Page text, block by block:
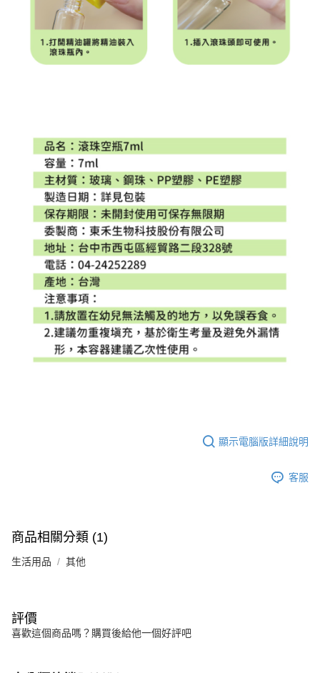
「AFTEE先享後付」，若未經同意申辦者引起之損失，本公司不負相關責
４．使用「AFTEE先享後付」時，將依據個別帳號之用戶狀況，依本公司即
時審查核予不同之上限額度；若仍有額度不足之情形，本公司將視審查結果
請求用戶進行身份認證。
顯示電腦版詳細說明
客服
商品相關分類 (1)
生活用品 其他
評價
喜歡這個商品嗎？購買後給他一個好評吧